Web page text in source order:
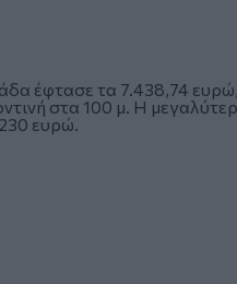
έφτασε τα 7.438,74
στα 100 μ. Η
ευρώ.